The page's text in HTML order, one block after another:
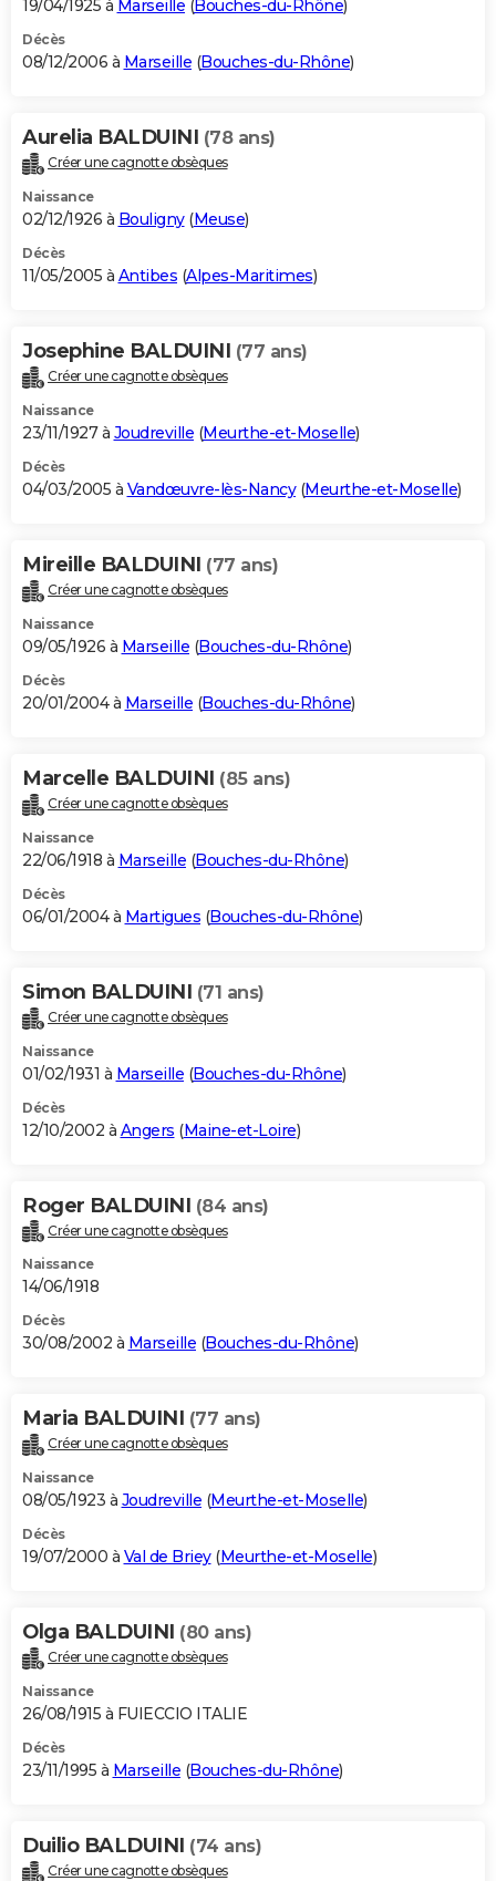
19/04/1925 à Marseille (Bouches-du-Rhône)
Décès
08/12/2006 à Marseille (Bouches-du-Rhône)
Aurelia BALDUINI (78 ans)
Créer une cagnotte obsèques
Naissance
02/12/1926 à Bouligny(Meuse)
Décès
11/05/2005 à Antibes (Alpes-Maritimes)
Josephine BALDUINI (77 ans)
Créer une cagnotte obsèques
Naissance
23/11/1927 à Joudreville (Meurthe-et-Moselle)
Décès
04/03/2005 à Vandœuvre-lès-Nancy(Meurthe-et-Moselle)
Mireille BALDUINI (77 ans)
Créer une cagnotte obsèques
Naissance
09/05/1926 à Marseille (Bouches-du-Rhône)
Décès
20/01/2004 à Marseille (Bouches-du-Rhône)
Marcelle BALDUINI (85 ans)
Créer une cagnotte obsèques
Naissance
22/06/1918 à Marseille (Bouches-du-Rhône)
Décès
06/01/2004 à Martigues (Bouches-du-Rhône)
Simon BALDUINI (71 ans)
Créer une cagnotte obsèques
Naissance
01/02/1931 à Marseille (Bouches-du-Rhône)
Décès
12/10/2002 à Angers (Maine-et-Loire)
Roger BALDUINI (84 ans)
Créer une cagnotte obsèques
Naissance
14/06/1918
Décès
30/08/2002 à Marseille (Bouches-du-Rhône)
Maria BALDUINI (77 ans)
Créer une cagnotte obsèques
Naissance
08/05/1923 à Joudreville (Meurthe-et-Moselle)
Décès
19/07/2000 à Val de Briey(Meurthe-et-Moselle)
Olga BALDUINI (80 ans)
Créer une cagnotte obsèques
Naissance
26/08/1915 à FUIECCIO ITALIE
Décès
23/11/1995 à Marseille (Bouches-du-Rhône)
Duilio BALDUINI (74 ans)
Créer une cagnotte obsèques